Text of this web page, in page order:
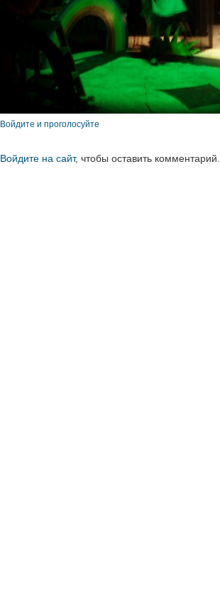
Войдите и проголосуйте
Войдите на сайт, чтобы оставить комментарий.